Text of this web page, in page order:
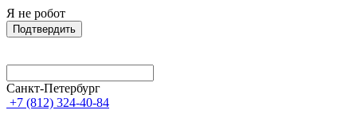
Я не робот
Подтвердить
Санкт-Петербург
+7 (812) 324-40-84